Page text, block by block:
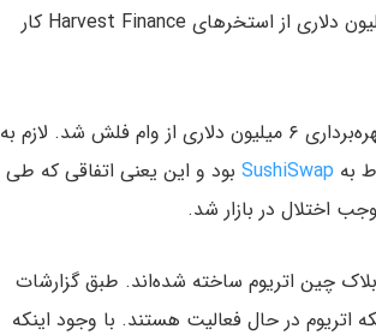
غیرمتمرکز است اشاره کرد. مهاجم این حمله هکری با برداشت ۲۴ میلیون دلاری از استخرهای Harvest Finance کار
اخیرا Value DeFi، یکی از پروتکل‌های امور مالی غیرمتمرکز، قربانی بهره‌برداری ۶ میلیون دلاری از وام فلش شد. لازم به
به SushiSwap بود و این یعنی اتفاقی که طی
چین اتریوم ساخته شده‌اند. طبق گزارشات
دیفای در شبکه اتریوم در حال فعالیت هستند. با وجود اینکه